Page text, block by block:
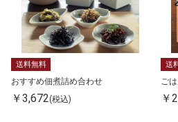
送料無料
おすすめ佃煮詰め合わせ
￥3,672(税込)
送
ご
￥